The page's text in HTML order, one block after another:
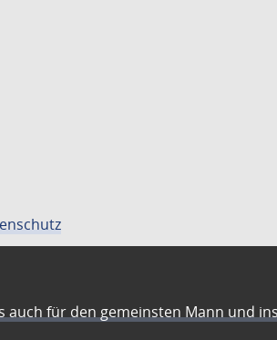
auch für den gemeinsten Mann und